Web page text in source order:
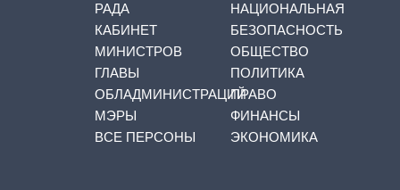
РАДА
КАБИНЕТ
МИНИСТРОВ
ГЛАВЫ
ОБЛАДМИНИСТРАЦИЙ
МЭРЫ
ВСЕ ПЕРСОНЫ
НАЦИОНАЛЬНАЯ
БЕЗОПАСНОСТЬ
ОБЩЕСТВО
ПОЛИТИКА
ПРАВО
ФИНАНСЫ
ЭКОНОМИКА